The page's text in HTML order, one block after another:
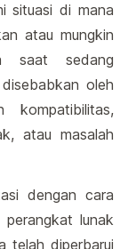
situasi di mana
atau mungkin
saat sedang
oleh
kompatibilitas,
atau masalah
dengan cara
lunak
telah diperbarui